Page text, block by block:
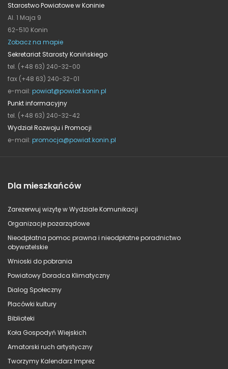
Starostwo Powiatowe w Koninie
Al. 1 Maja 9
62-510 Konin
Zobacz na mapie
Sekretariat Starosty Konińskiego
tel. (+48 63) 240-32-00
fax (+48 63) 240-32-01
e-mail: powiat@powiat.konin.pl
Punkt informacyjny
tel. (+48 63) 240-32-42
Wydział Rozwoju i Promocji
e-mail: promocja@powiat.konin.pl
Dla mieszkańców
Zarezerwuj wizytę w Wydziale Komunikacji
Organizacje pozarządowe
Nieodpłatna pomoc prawna i nieodpłatne poradnictwo
obywatelskie
Wnioski do pobrania
Powiatowy Doradca Klimatyczny
Dialog Społeczny
Placówki kultury
Biblioteki
Koła Gospodyń Wiejskich
Amatorski ruch artystyczny
Tworzymy Kalendarz Imprez